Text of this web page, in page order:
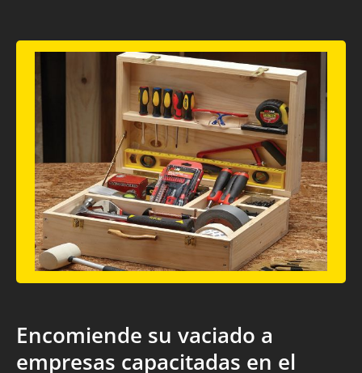
Encomiende su vaciado a
empresas capacitadas en el